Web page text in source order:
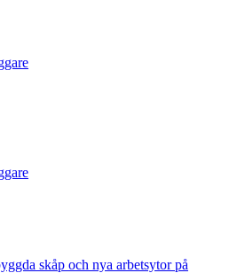
skåp och nya arbetsytor på